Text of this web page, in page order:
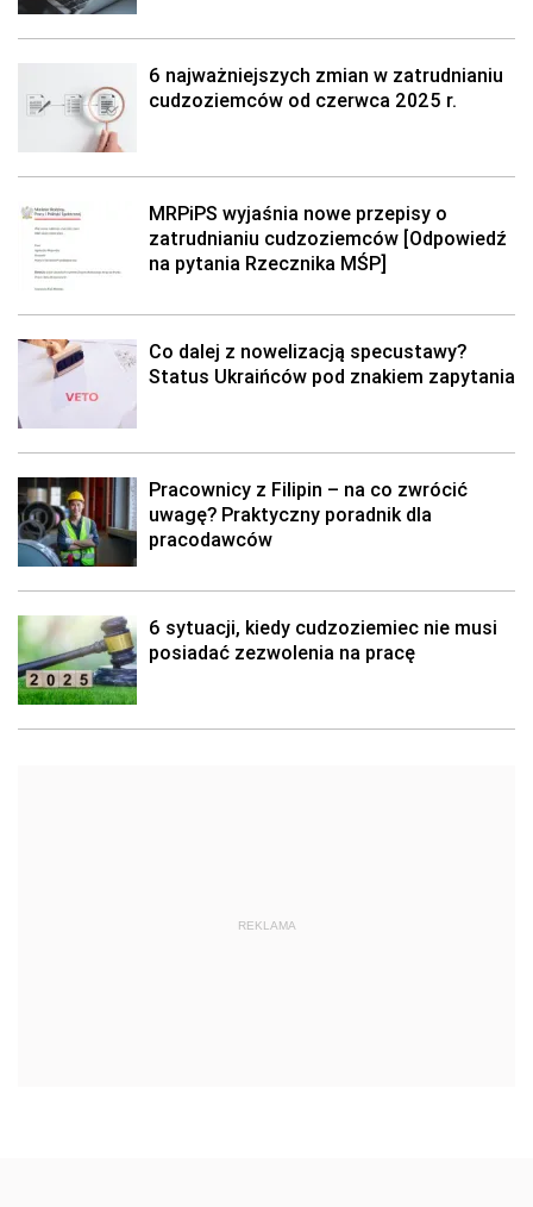
6 najważniejszych zmian w zatrudnianiu
cudzoziemców od czerwca 2025 r.
MRPiPS wyjaśnia nowe przepisy o
zatrudnianiu cudzoziemców [Odpowiedź
na pytania Rzecznika MŚP]
Co dalej z nowelizacją specustawy?
Status Ukraińców pod znakiem zapytania
Pracownicy z Filipin – na co zwrócić
uwagę? Praktyczny poradnik dla
pracodawców
6 sytuacji, kiedy cudzoziemiec nie musi
posiadać zezwolenia na pracę
REKLAMA